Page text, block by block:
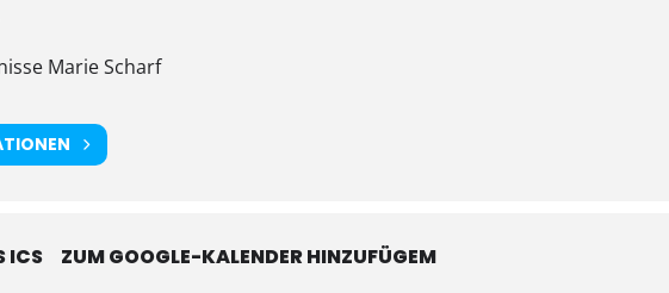
Marie Scharf
ICS ZUM GOOGLE-KALENDER HINZUFÜGEM